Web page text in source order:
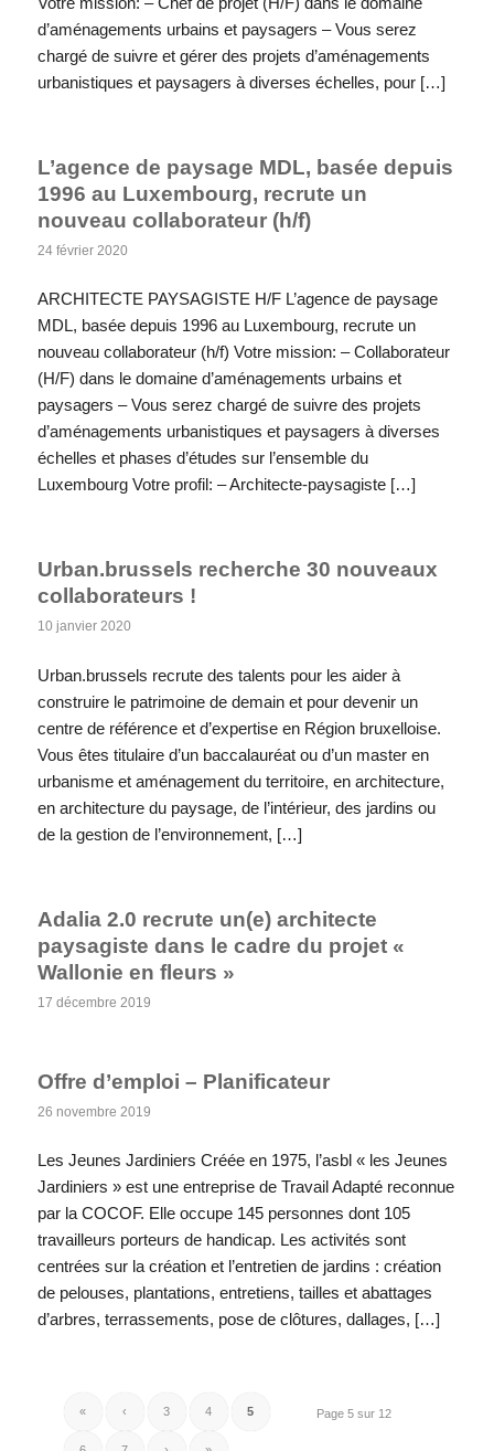
d’aménagements urbains et paysagers – Vous serez
chargé de suivre et gérer des projets d’aménagements
urbanistiques et paysagers à diverses échelles, pour […]
L’agence de paysage MDL, basée depuis
1996 au Luxembourg, recrute un
nouveau collaborateur (h/f)
24 février 2020
ARCHITECTE PAYSAGISTE H/F L’agence de paysage
MDL, basée depuis 1996 au Luxembourg, recrute un
nouveau collaborateur (h/f) Votre mission: – Collaborateur
(H/F) dans le domaine d’aménagements urbains et
paysagers – Vous serez chargé de suivre des projets
d’aménagements urbanistiques et paysagers à diverses
échelles et phases d’études sur l’ensemble du
Luxembourg Votre profil: – Architecte-paysagiste […]
Urban.brussels recherche 30 nouveaux
collaborateurs !
10 janvier 2020
Urban.brussels recrute des talents pour les aider à
construire le patrimoine de demain et pour devenir un
centre de référence et d’expertise en Région bruxelloise.
Vous êtes titulaire d’un baccalauréat ou d’un master en
urbanisme et aménagement du territoire, en architecture,
en architecture du paysage, de l’intérieur, des jardins ou
de la gestion de l’environnement, […]
Adalia 2.0 recrute un(e) architecte
paysagiste dans le cadre du projet «
Wallonie en fleurs »
17 décembre 2019
Offre d’emploi – Planificateur
26 novembre 2019
Les Jeunes Jardiniers Créée en 1975, l’asbl « les Jeunes
Jardiniers » est une entreprise de Travail Adapté reconnue
par la COCOF. Elle occupe 145 personnes dont 105
travailleurs porteurs de handicap. Les activités sont
centrées sur la création et l’entretien de jardins : création
de pelouses, plantations, entretiens, tailles et abattages
d’arbres, terrassements, pose de clôtures, dallages, […]
Page 5 sur 12
« ‹ 3 4 5